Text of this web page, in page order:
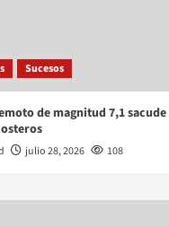
Sucesos
de magnitud 7,1
julio 28, 2026 108